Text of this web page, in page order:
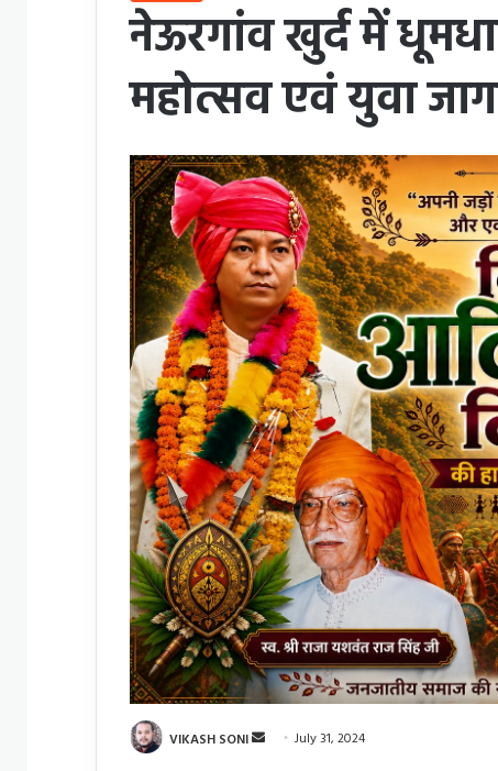
नेऊरगांव खुर्द में
महोत्सव एवं युवा
VIKASH SONI July 31, 2024